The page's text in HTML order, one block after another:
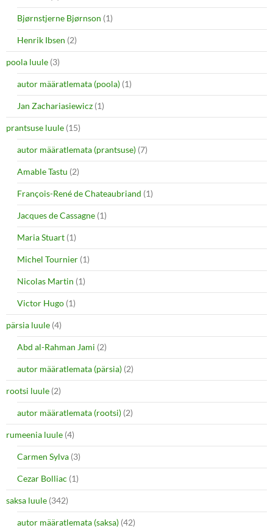
Bjørnstjerne Bjørnson (1)
Henrik Ibsen (2)
poola luule (3)
autor määratlemata (poola) (1)
Jan Zachariasiewicz (1)
prantsuse luule (15)
autor määratlemata (prantsuse) (7)
Amable Tastu (2)
François-René de Chateaubriand (1)
Jacques de Cassagne (1)
Maria Stuart (1)
Michel Tournier (1)
Nicolas Martin (1)
Victor Hugo (1)
pärsia luule (4)
Abd al-Rahman Jami (2)
autor määratlemata (pärsia) (2)
rootsi luule (2)
autor määratlemata (rootsi) (2)
rumeenia luule (4)
Carmen Sylva (3)
Cezar Bolliac (1)
saksa luule (342)
autor määratlemata (saksa) (42)